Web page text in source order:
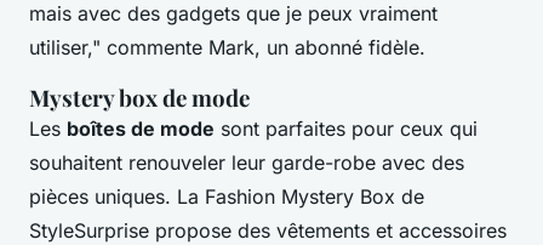
mais avec des gadgets que je peux vraiment
utiliser," commente Mark, un abonné fidèle.
Mystery box de mode
Les boîtes de mode sont parfaites pour ceux qui
souhaitent renouveler leur garde-robe avec des
pièces uniques. La Fashion Mystery Box de
StyleSurprise propose des vêtements et accessoires